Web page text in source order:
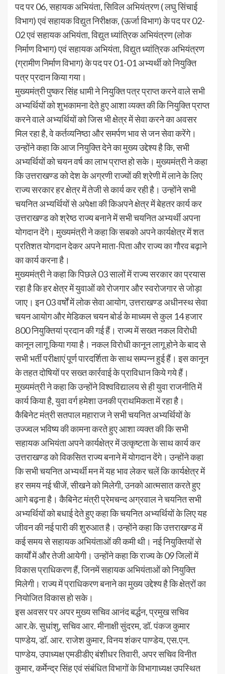
पद पर 06, सहायक अभियंता, सिविल अभियंत्रण ( लघु सिंचाई
विभाग) एवं सहायक विद्युत निरीक्षक, (ऊर्जा विभाग) के पद पर 02-
02 एवं सहायक अभियंता, विद्युत ध्यांत्रिक अभियंत्रण (लोक
निर्माण विभाग) एवं सहायक अभियंता, विद्युत ध्यांत्रिक अभियंत्रण
(ग्रामीण निर्माण विभाग) के पद पर 01-01 अभ्यर्थी को नियुक्ति
पत्र प्रदान किया गया।
मुख्यमंत्री पुष्कर सिंह धामी ने नियुक्ति पत्र प्राप्त करने वाले सभी
अभ्यर्थियों को शुभकामना देते हुए आशा व्यक्त की कि नियुक्ति प्राप्त
करने वाले अभ्यर्थियों को जिस भी क्षेत्र में सेवा करने का अवसर
मिल रहा है, वे कर्तव्यनिष्ठा और समर्पण भाव से जन सेवा करेंगे।
उन्होंने कहा कि आज नियुक्ति देने का मुख्य उद्देश्य है कि, सभी
अभ्यर्थियों को चयन वर्ष का लाभ प्राप्त हो सके। मुख्यमंत्री ने कहा
कि उत्तराखण्ड को देश के अग्रणी राज्यों की श्रेणी में लाने के लिए
राज्य सरकार हर क्षेत्र में तेजी से कार्य कर रही है। उन्होंने सभी
चयनित अभ्यर्थियों से अपेक्षा की किअपने क्षेत्र में बेहतर कार्य कर
उत्तराखण्ड को श्रेष्ठ राज्य बनाने में सभी चयनित अभ्यर्थी अपना
योगदान देंगे। मुख्यमंत्री ने कहा कि सबको अपने कार्यक्षेत्र में शत
प्रतिशत योगदान देकर अपने माता-पिता और राज्य का गौरव बढ़ाने
का कार्य करना है।
मुख्यमंत्री ने कहा कि पिछले 03 सालों में राज्य सरकार का प्रयास
रहा है कि हर क्षेत्र में युवाओं को रोजगार और स्वरोजगार से जोड़ा
जाए। इन 03 वर्षों में लोक सेवा आयोग, उत्तराखण्ड अधीनस्थ सेवा
चयन आयोग और मेडिकल चयन बोर्ड के माध्यम से कुल 14 हजार
800 नियुक्तियां प्रदान की गई हैं। राज्य में सख्त नकल विरोधी
कानून लागू किया गया है। नकल विरोधी कानून लागू होने के बाद से
सभी भर्ती परीक्षाएं पूर्ण पारदर्शिता के साथ सम्पन्न हुई हैं। इस कानून
के तहत दोषियों पर सख्त कार्रवाई के प्राविधान किये गये हैं।
मुख्यमंत्री ने कहा कि उन्होंने विश्वविद्यालय से ही युवा राजनीति में
कार्य किया है, युवा वर्ग हमेशा उनकी प्राथमिकता में रहा है।
कैबिनेट मंत्री सतपाल महाराज ने सभी चयनित अभ्यर्थियों के
उज्ज्वल भविष्य की कामना करते हुए आशा व्यक्त की कि सभी
सहायक अभियंता अपने कार्यक्षेत्र में उत्कृष्टता के साथ कार्य कर
उत्तराखण्ड को विकसित राज्य बनाने में योगदान देंगे। उन्होंने कहा
कि सभी चयनित अभ्यर्थी मन में यह भाव लेकर चलें कि कार्यक्षेत्र में
हर समय नई चीजें, सीखने को मिलेगी, उनको आत्मसात करते हुए
आगे बढ़ना है। कैबिनेट मंत्री प्रेमचन्द अग्रवाल ने चयनित सभी
अभ्यर्थियों को बधाई देते हुए कहा कि चयनित अभ्यर्थियों के लिए यह
जीवन की नई पारी की शुरुआत है। उन्होंने कहा कि उत्तराखण्ड में
कई समय से सहायक अभियंताओं की कमी थी। नई नियुक्तियों से
कार्यों में और तेजी आयेगी। उन्होंने कहा कि राज्य के 09 जिलों में
विकास प्राधिकरण हैं, जिनमें सहायक अभियंताओं को नियुक्ति
मिलेगी। राज्य में प्राधिकरण बनाने का मुख्य उद्देश्य है कि क्षेत्रों का
नियोजित विकास हो सके।
इस अवसर पर अपर मुख्य सचिव आनंद बर्द्धन, प्रमुख सचिव
आर.के. सुधांशु, सचिव आर. मीनाक्षी सुंदरम, डॉ. पंकज कुमार
पाण्डेय, डॉ. आर. राजेश कुमार, विनय शंकर पाण्डेय, एस.एन.
पाण्डेय, उपाध्यक्ष एमडीडीए बंशीधर तिवारी, अपर सचिव विनीत
कुमार, कर्मेन्द्र सिंह एवं संबंधित विभागों के विभागाध्यक्ष उपस्थित